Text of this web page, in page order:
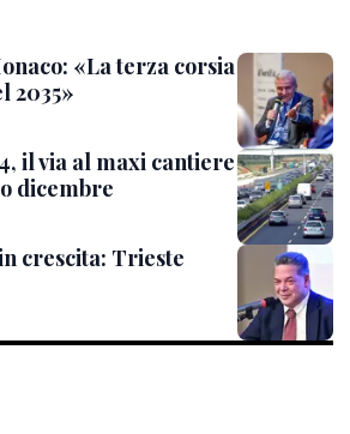
«La terza corsia
2035»
il via al maxi cantiere
dicembre
crescita: Trieste